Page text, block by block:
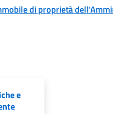
di proprietà
e